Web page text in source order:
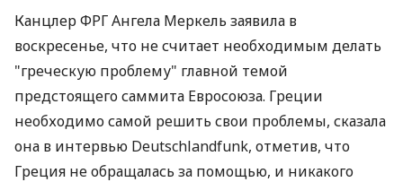
Канцлер ФРГ Ангела Меркель заявила в
воскресенье, что не считает необходимым делать
"греческую проблему" главной темой
предстоящего саммита Евросоюза. Греции
необходимо самой решить свои проблемы, сказала
она в интервью Deutschlandfunk, отметив, что
Греция не обращалась за помощью, и никакого